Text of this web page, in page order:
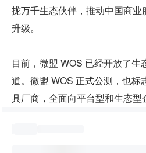
拢万千生态伙伴，推动中国商
升级。
目前，微盟 WOS 已经开放了生
道。微盟 WOS 正式公测，也标
具厂商，全面向平台型和生态型